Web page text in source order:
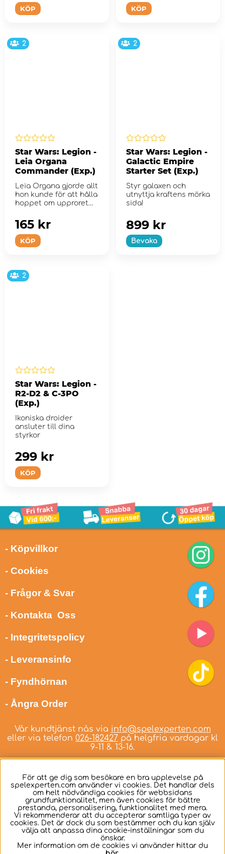
KÖP KÖP
2
Star Wars: Legion -
Leia Organa
Commander (Exp.)
Leia Organa gjorde allt
hon kunde för att hålla
hoppet om upproret
KÖP
165 kr
2
Star Wars: Legion -
Galactic Empire
Starter Set (Exp.)
Styr galaxen och
utnyttja kraftens mörka
sida!
Bevaka
899 kr
2
Star Wars: Legion -
R2-D2 & C-3PO
(Exp.)
Ikoniska droider
ansluter till dina
styrkor
KÖP
299 kr
- Köpvillkor
- Cookies
- Frågor & Svar
- Kontakta Oss
- Integritetspolicy
- Leveransinfo
- Fyndhörnan
- Ångra Order
Vår kundtjänst nås via info@spelexperten.com
eller via telefon 026-182427 på helgfria vardagar kl
9-11 & 13-16.
Svenska
För att ge dig som besökare en bra upplevelse på
spelexperten.com använder vi cookies. Det handlar dels
om helt nödvändiga cookies för webbsidans
grundfunktionalitet, men även cookies för bättre
prestanda, personalisering, funktionalitet med mera.
Vi rekommenderar att du accepterar samtliga typer av
cookies. Det är dock du som bestämmer och du kan själv
välja att anpassa dina cookie-inställningar som du
önskar.
Mer information om de cookies vi använder hittar du